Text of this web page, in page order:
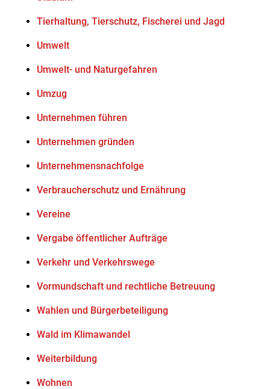
Tierhaltung, Tierschutz, Fischerei und Jagd
Umwelt
Umwelt- und Naturgefahren
Umzug
Unternehmen führen
Unternehmen gründen
Unternehmensnachfolge
Verbraucherschutz und Ernährung
Vereine
Vergabe öffentlicher Aufträge
Verkehr und Verkehrswege
Vormundschaft und rechtliche Betreuung
Wahlen und Bürgerbeteiligung
Wald im Klimawandel
Weiterbildung
Wohnen